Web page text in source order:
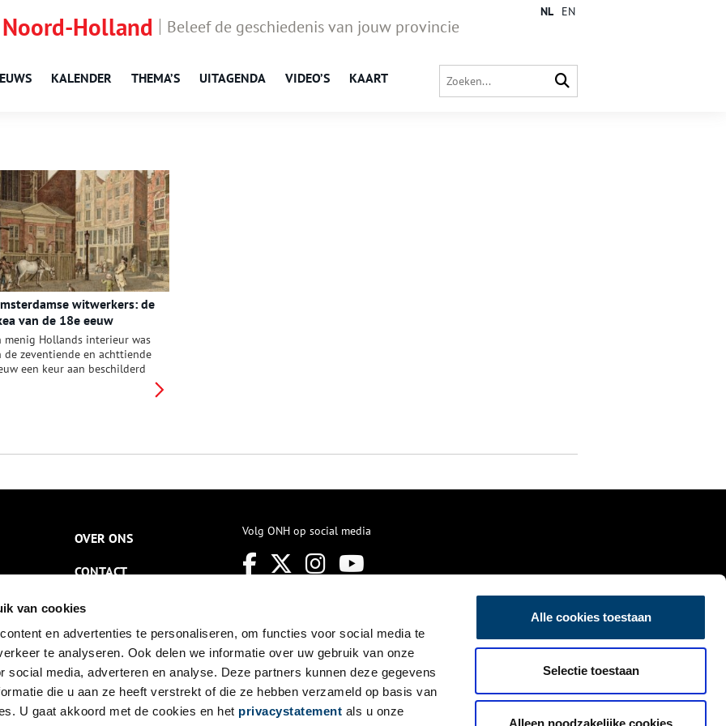
van cookies
en advertenties te personaliseren, om functies voor social media te
te analyseren. Ook delen we informatie over uw gebruik van onze
social media, adverteren en analyse. Deze partners kunnen deze gegevens
die u aan ze heeft verstrekt of die ze hebben verzameld op basis van
U gaat akkoord met de cookies en het privacystatement als u onze
Alle cookies toestaan
Selectie toestaan
Alleen noodzakelijke cookies
Holland Beleef de geschiedenis van jouw provincie
KALENDER THEMA’S UITAGENDA VIDEO’S KAART
NL EN
witwerkers: de
van de 18e eeuw
menig Hollands interieur was
de zeventiende en achttiende
een keur aan beschilderd
De meubels werden
OVER ONS
CONTACT
NIEUWSBRIEF
DISCLAIMER
PRIVACY
TOEGANKELIJKHEID
Volg ONH op social media